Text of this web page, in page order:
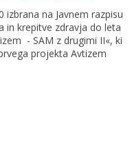
na Javnem razpisu
in krepitve zdravja do leta
- SAM z drugimi II«, ki
projekta Avtizem